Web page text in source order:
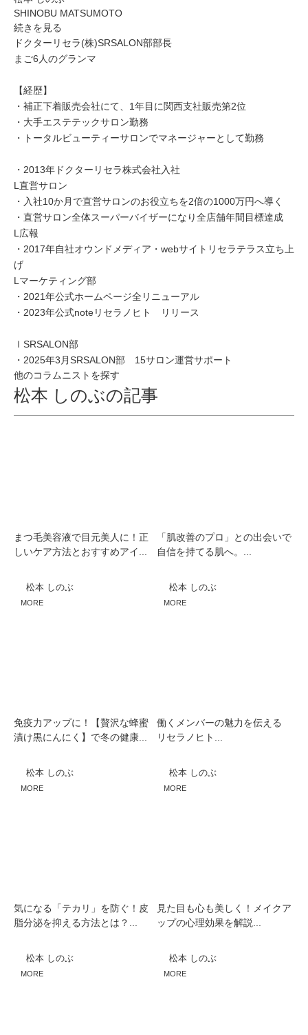
SHINOBU MATSUMOTO
続きを見る
ドクターリセラ(株)SRSALON部部長
まご6人のグランマ
【経歴】
・補正下着販売会社にて、1年目に関西支社販売第2位
・大手エステテックサロン勤務
・トータルビューティーサロンでマネージャーとして勤務
・2013年ドクターリセラ株式会社入社
L直営サロン
・入社10か月で直営サロンのお役立ちを2倍の1000万円へ導く
・直営サロン全体スーパーバイザーになり全店舗年間目標達成
L広報
・2017年自社オウンドメディア・webサイトリセラテラス立ち上
げ
Lマーケティング部
・2021年公式ホームページ全リニューアル
・2023年公式noteリセラノヒト リリース
ｌSRSALON部
・2025年3月SRSALON部 15サロン運営サポート
他のコラムニストを探す
松本 しのぶの記事
まつ毛美容液で目元美人に！正
しいケア方法とおすすめアイ...
松本 しのぶ
MORE
「肌改善のプロ」との出会いで
自信を持てる肌へ。...
松本 しのぶ
MORE
免疫力アップに！【贅沢な蜂蜜
漬け黒にんにく】で冬の健康...
松本 しのぶ
MORE
働くメンバーの魅力を伝える
リセラノヒト...
松本 しのぶ
MORE
気になる「テカリ」を防ぐ！皮
脂分泌を抑える方法とは？...
松本 しのぶ
MORE
見た目も心も美しく！メイクア
ップの心理効果を解説...
松本 しのぶ
MORE